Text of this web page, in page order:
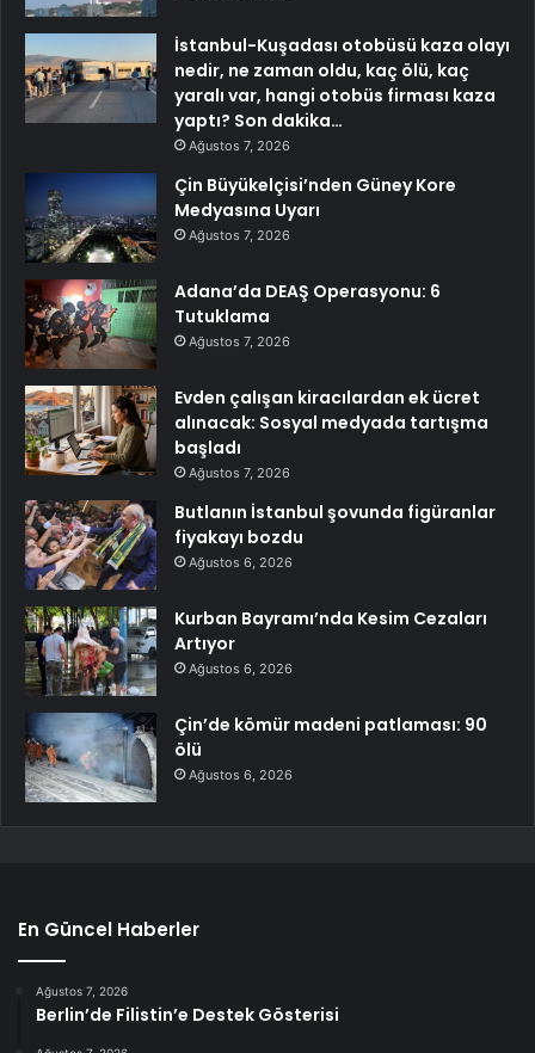
İstanbul-Kuşadası otobüsü kaza olayı
nedir, ne zaman oldu, kaç ölü, kaç
yaralı var, hangi otobüs firması kaza
yaptı? Son dakika…
Ağustos 7, 2026
Çin Büyükelçisi’nden Güney Kore
Medyasına Uyarı
Ağustos 7, 2026
Adana’da DEAŞ Operasyonu: 6
Tutuklama
Ağustos 7, 2026
Evden çalışan kiracılardan ek ücret
alınacak: Sosyal medyada tartışma
başladı
Ağustos 7, 2026
Butlanın İstanbul şovunda figüranlar
fiyakayı bozdu
Ağustos 6, 2026
Kurban Bayramı’nda Kesim Cezaları
Artıyor
Ağustos 6, 2026
Çin’de kömür madeni patlaması: 90
ölü
Ağustos 6, 2026
En Güncel Haberler
Ağustos 7, 2026
Berlin’de Filistin’e Destek Gösterisi